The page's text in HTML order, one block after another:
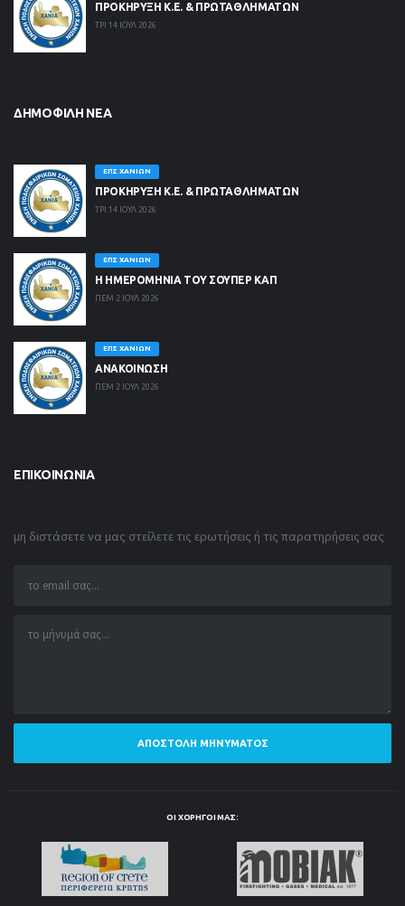
ΠΡΟΚΗΡΥΞΗ Κ.Ε. & ΠΡΩΤΑΘΛΗΜΑΤΩΝ
ΤΡΙ 14 ΙΟΥΛ 2026
ΔΗΜΟΦΙΛΉ ΝΈΑ
ΕΠΣ ΧΑΝΊΩΝ
ΠΡΟΚΗΡΥΞΗ Κ.Ε. & ΠΡΩΤΑΘΛΗΜΑΤΩΝ
ΤΡΙ 14 ΙΟΥΛ 2026
ΕΠΣ ΧΑΝΊΩΝ
Η ΗΜΕΡΟΜΗΝΙΑ ΤΟΥ ΣΟΥΠΕΡ ΚΑΠ
ΠΕΜ 2 ΙΟΥΛ 2026
ΕΠΣ ΧΑΝΊΩΝ
ΑΝΑΚΟΙΝΩΣΗ
ΠΕΜ 2 ΙΟΥΛ 2026
ΕΠΙΚΟΙΝΩΝΊΑ
μη διστάσετε να μας στείλετε τις ερωτήσεις ή τις παρατηρήσεις σας
ΑΠΟΣΤΟΛΉ ΜΗΝΎΜΑΤΟΣ
ΟΙ ΧΟΡΗΓΟΊ ΜΑΣ: